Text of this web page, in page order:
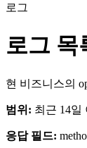
로그
로그 목
현 비즈니스의
범위: 최근 14일
응답 필드: